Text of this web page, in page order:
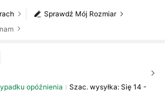
Sprawdź Mój Rozmiar
opóźnienia Szac. wysyłka: Się 14 -